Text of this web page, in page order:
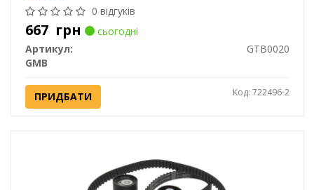
0 відгуків
667 грн
сьогодні
Артикул:
GTB0020
GMB
ПРИДБАТИ Код: 722496-2